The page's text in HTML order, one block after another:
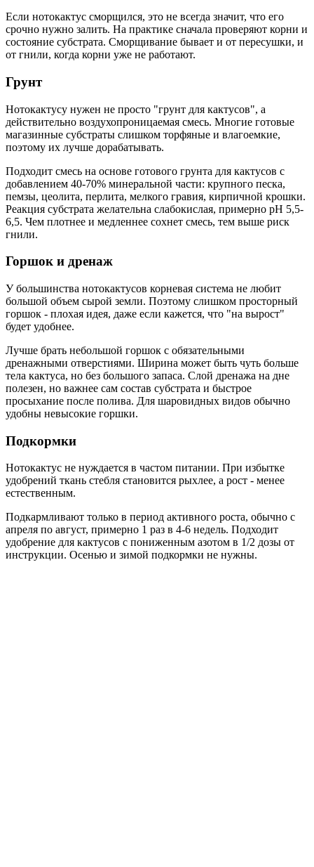
Если нотокактус сморщился, это не всегда значит, что его
срочно нужно залить. На практике сначала проверяют корни и
состояние субстрата. Сморщивание бывает и от пересушки, и
от гнили, когда корни уже не работают.
Грунт
Нотокактусу нужен не просто "грунт для кактусов", а
действительно воздухопроницаемая смесь. Многие готовые
магазинные субстраты слишком торфяные и влагоемкие,
поэтому их лучше дорабатывать.
Подходит смесь на основе готового грунта для кактусов с
добавлением 40-70% минеральной части: крупного песка,
пемзы, цеолита, перлита, мелкого гравия, кирпичной крошки.
Реакция субстрата желательна слабокислая, примерно pH 5,5-
6,5. Чем плотнее и медленнее сохнет смесь, тем выше риск
гнили.
Горшок и дренаж
У большинства нотокактусов корневая система не любит
большой объем сырой земли. Поэтому слишком просторный
горшок - плохая идея, даже если кажется, что "на вырост"
будет удобнее.
Лучше брать небольшой горшок с обязательными
дренажными отверстиями. Ширина может быть чуть больше
тела кактуса, но без большого запаса. Слой дренажа на дне
полезен, но важнее сам состав субстрата и быстрое
просыхание после полива. Для шаровидных видов обычно
удобны невысокие горшки.
Подкормки
Нотокактус не нуждается в частом питании. При избытке
удобрений ткань стебля становится рыхлее, а рост - менее
естественным.
Подкармливают только в период активного роста, обычно с
апреля по август, примерно 1 раз в 4-6 недель. Подходит
удобрение для кактусов с пониженным азотом в 1/2 дозы от
инструкции. Осенью и зимой подкормки не нужны.